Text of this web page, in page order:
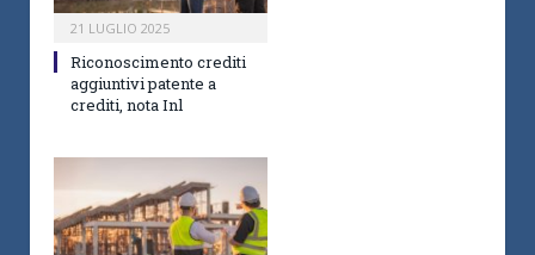
21 LUGLIO 2025
Riconoscimento crediti
aggiuntivi patente a
crediti, nota Inl